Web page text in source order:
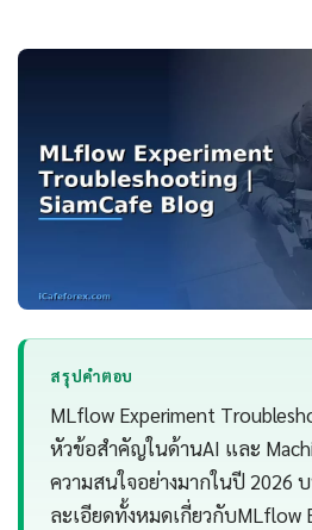
สรุปคำตอบ
MLflow Experiment
หัวข้อสำคัญในด้านAI และ
ความสนใจอย่างมากในปี 2026
ละเอียดทั้งหมดเกี่ยวกับMLflow